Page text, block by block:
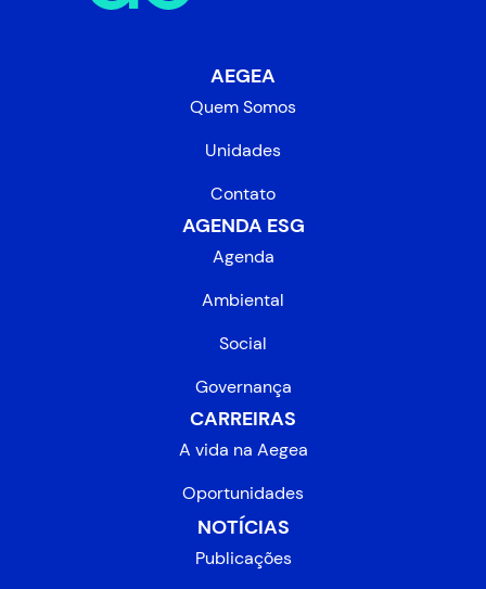
AEGEA
Quem Somos
Unidades
Contato
AGENDA ESG
Agenda
Ambiental
Social
Governança
CARREIRAS
A vida na Aegea
Oportunidades
NOTÍCIAS
Publicações